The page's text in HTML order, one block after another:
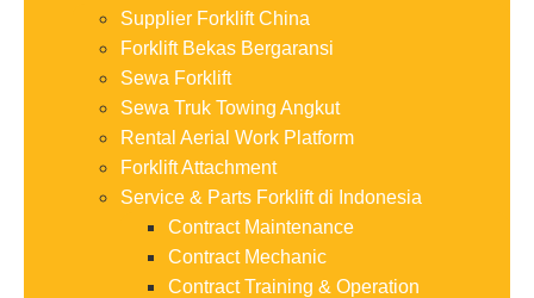
Supplier Forklift China
Forklift Bekas Bergaransi
Sewa Forklift
Sewa Truk Towing Angkut
Rental Aerial Work Platform
Forklift Attachment
Service & Parts Forklift di Indonesia
Contract Maintenance
Contract Mechanic
Contract Training & Operation